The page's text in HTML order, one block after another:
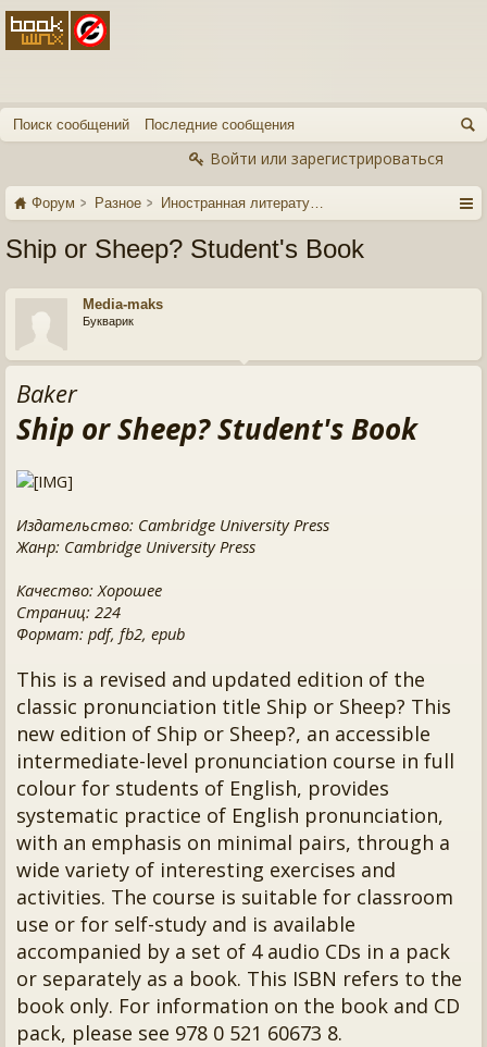
Поиск сообщений Последние сообщения
Войти или зарегистрироваться
Форум Разное Иностранная литература
Ship or Sheep? Student's Book
Media-maks
Букварик
Baker
Ship or Sheep? Student's Book
Издательство: Cambridge University Press
Жанр: Cambridge University Press
Качество: Хорошее
Страниц: 224
Формат: pdf, fb2, epub
This is a revised and updated edition of the
classic pronunciation title Ship or Sheep? This
new edition of Ship or Sheep?, an accessible
intermediate-level pronunciation course in full
colour for students of English, provides
systematic practice of English pronunciation,
with an emphasis on minimal pairs, through a
wide variety of interesting exercises and
activities. The course is suitable for classroom
use or for self-study and is available
accompanied by a set of 4 audio CDs in a pack
or separately as a book. This ISBN refers to the
book only. For information on the book and CD
pack, please see 978 0 521 60673 8.